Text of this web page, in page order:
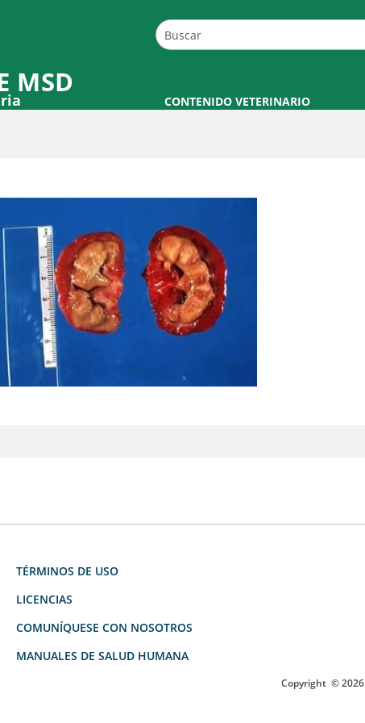
MSD
CONTENIDO VETERINARIO
TÉRMINOS DE USO
LICENCIAS
COMUNÍQUESE CON NOSOTROS
MANUALES DE SALUD HUMANA
Copyright © 2026